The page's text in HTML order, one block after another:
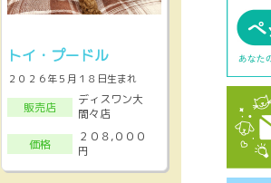
トイ・プードル
２０２６年５月１８日生まれ
販売店
ディスワン大
間々店
価格
２０８,０００
円